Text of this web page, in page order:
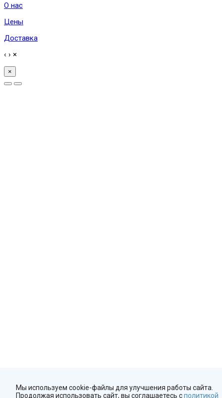
О нас
Цены
Доставка
‹ › ×
×
Мы используем cookie-файлы для улучшения работы сайта.
Продолжая использовать сайт, вы соглашаетесь сполитикой